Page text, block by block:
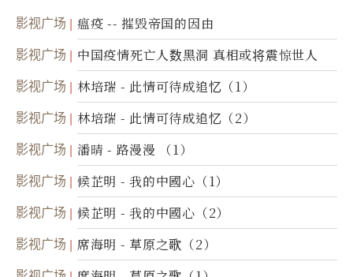
影视广场 瘟疫 -- 摧毁帝国的因由
影视广场 中国疫情死亡人数黑洞 真相或将震惊世人
影视广场 林培瑞 - 此情可待成追忆（1）
影视广场 林培瑞 - 此情可待成追忆（2）
影视广场 潘晴 - 路漫漫 （1）
影视广场 候芷明 - 我的中國心（1）
影视广场 候芷明 - 我的中國心（2）
影视广场 席海明 - 草原之歌（2）